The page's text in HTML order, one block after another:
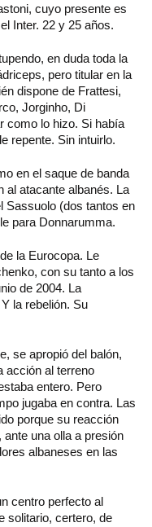
cuyo presente es
Inter. 22 y 25 años.
en duda toda la
pero titular en la
dispone de Frattesi,
Jorginho, Di
como lo hizo. Si había
repente. Sin intuirlo.
en el saque de banda
al atacante albanés. La
Sassuolo (dos tantos en
para Donnarumma.
la Eurocopa. Le
con su tanto a los
de 2004. La
la rebelión. Su
se apropió del balón,
acción al terreno
entero. Pero
jugaba en contra. Las
porque su reacción
una olla a presión
albaneses en las
centro perfecto al
solitario, certero, de